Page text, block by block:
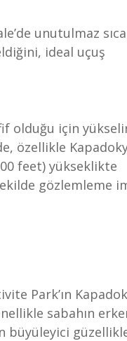
unutulmaz
ideal uçuş
olduğu için
özellikle
feet) yükseklikte
gözlemleme
Park’ın
sabahın
büyüleyici